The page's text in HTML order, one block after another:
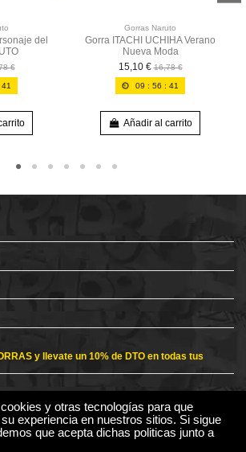
del
€
40
Gorras Naruto
Gorra ITACHI UCHIHA Verano
Nueva Moda
15,10 € 16,78 €
09 :56 :40
Añadir al carrito
y llevate un 10% de DTO en todas tus
y otras tecnologías para que
experiencia en nuestros sitios. Si sigue
que acepta dichas politicas junto a